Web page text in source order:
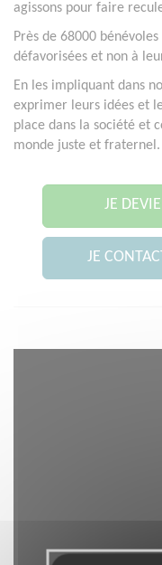
agissons pour faire
Près de 68000
défavorisées et non à
En les impliquant dans
exprimer leurs idées et
place dans la société et
monde juste et fraternel.
JE
JE